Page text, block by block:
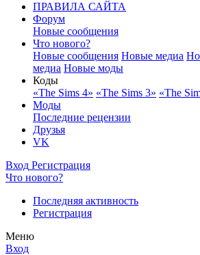
ПРАВИЛА САЙТА
Форум
Новые сообщения
Что нового?
Новые сообщения Новые медиа
медиа Новые моды
Коды
«The Sims 4» «The Sims 3» «The
Моды
Последние рецензии
Друзья
VK
Вход Регистрация
Что нового?
Последняя активность
Регистрация
Меню
Вход